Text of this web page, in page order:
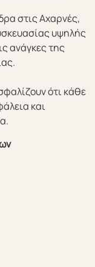
στις Αχαρνές,
υψηλής
ανάγκες της
ότι κάθε
και